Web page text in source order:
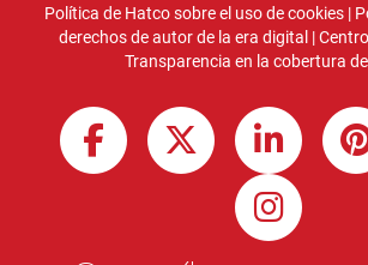
Política de Hatco sobre el uso de cookies|
derechos de autor de la era digital |
Transparencia en la cobertura